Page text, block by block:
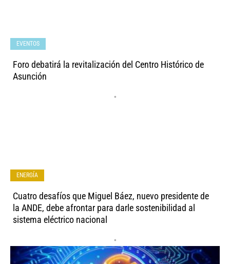
Foro debatirá la revitalización del Centro Histórico de
Asunción
•
EVENTOS
Cuatro desafíos que Miguel Báez, nuevo presidente de
la ANDE, debe afrontar para darle sostenibilidad al
sistema eléctrico nacional
•
ENERGÍA